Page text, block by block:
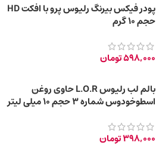
پودر فیکس بیرنگ رلیوس پرو با افکت HD
حجم 10 گرم
598,000تومان
بالم لب رلیوس L.O.R حاوی روغن
اسطوخودوس شماره ۳ حجم 10 میلی لیتر
398,000تومان